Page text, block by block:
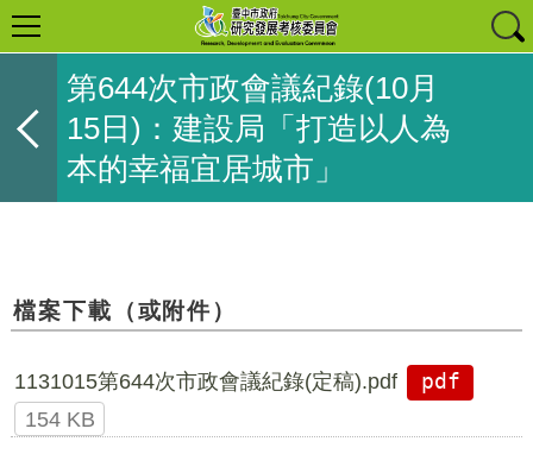
第644次市政會議紀錄(10月
15日)：建設局「打造以人為
本的幸福宜居城市」
檔案下載（或附件）
1131015第644次市政會議紀錄(定稿).pdf
pdf
154 KB